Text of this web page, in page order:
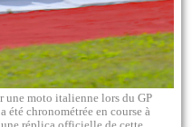
moto italienne lors du GP
été chronométrée en course à